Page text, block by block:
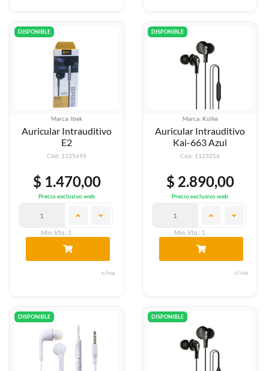
DISPONIBLE
Marca: Ibek
Auricular Intrauditivo
E2
Cód: 1125695
$ 1.470,00
Precio exclusivo web
Min. Vta.: 1
c/iva
DISPONIBLE
Marca: Kolke
Auricular Intrauditivo
Kai-663 Azul
Cód: 1123256
$ 2.890,00
Precio exclusivo web
Min. Vta.: 1
c/iva
DISPONIBLE DISPONIBLE